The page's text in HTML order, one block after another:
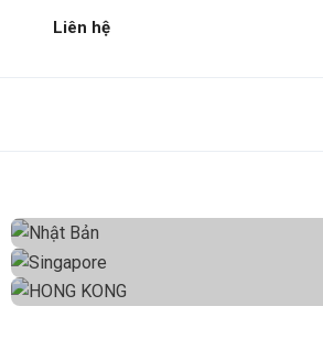
Liên hệ
Nhật Bản